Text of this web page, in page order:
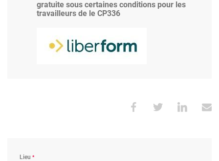
gratuite sous certaines conditions pour les
travailleurs de le CP336
Lieu